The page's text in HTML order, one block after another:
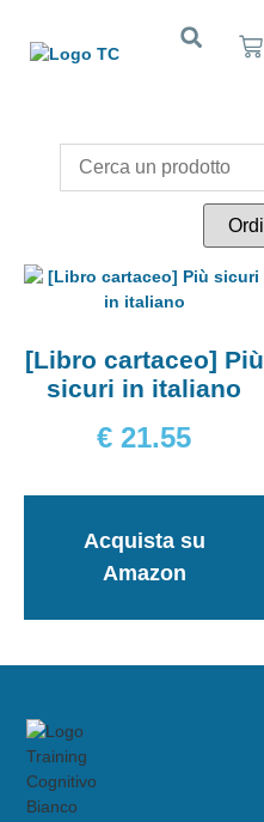
[Libro cartaceo] Più
sicuri in italiano
€ 21.55
Acquista su
Amazon